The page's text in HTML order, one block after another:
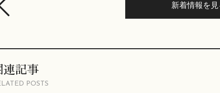
新着情報を見
連記事
POSTS